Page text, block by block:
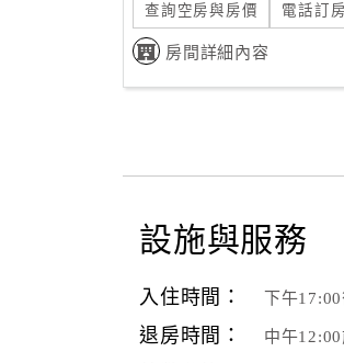
查詢空房與房價 電話訂房
房間詳細內容
設施與服務
入住時間： 下午
退房時間： 中午